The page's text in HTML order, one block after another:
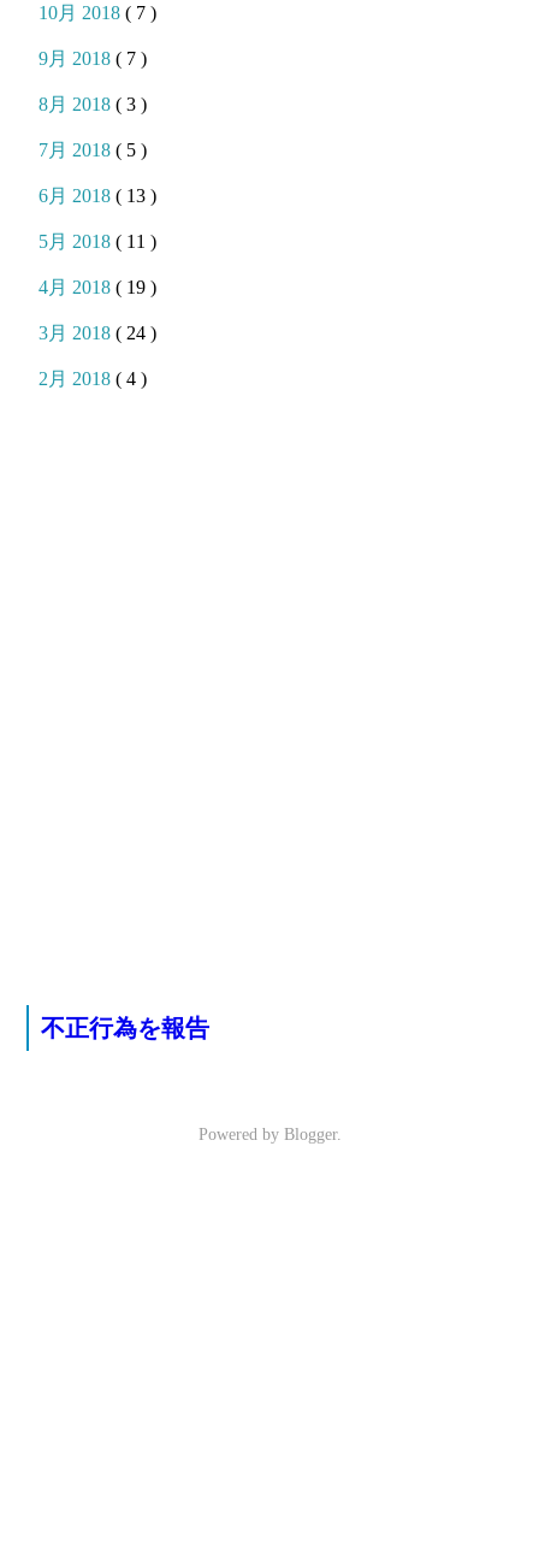
10月 2018( 7 )
9月 2018( 7 )
8月 2018( 3 )
7月 2018( 5 )
6月 2018( 13 )
5月 2018( 11 )
4月 2018( 19 )
3月 2018( 24 )
2月 2018( 4 )
不正行為を報告
Powered by Blogger.